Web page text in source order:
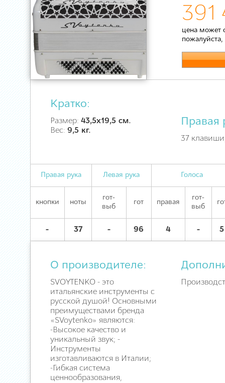
391
цена может
пожалуйста,
Кратко:
Размер: 43,5х19,5 см.
Вес: 9,5 кг.
Правая
37
Правая рука Левая рука Голоса
кнопки ноты
гот-
выб
гот правая
гот-
выб
- 37 - 96 4 - 5
О производителе:
SVOYTENKO - это
итальянские инструменты с
русской душой! Основными
преимуществами бренда
«SVoytenko» являются:
-Высокое качество и
уникальный звук; -
Инструменты
изготавливаются в Италии;
-Гибкая система
ценнообразования,